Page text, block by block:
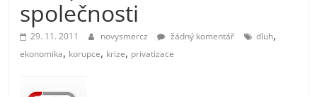
prospívá?
společnosti
29. 11. 2011 novysmercz žádný komentář dluh,
ekonomika, korupce, krize, privatizace